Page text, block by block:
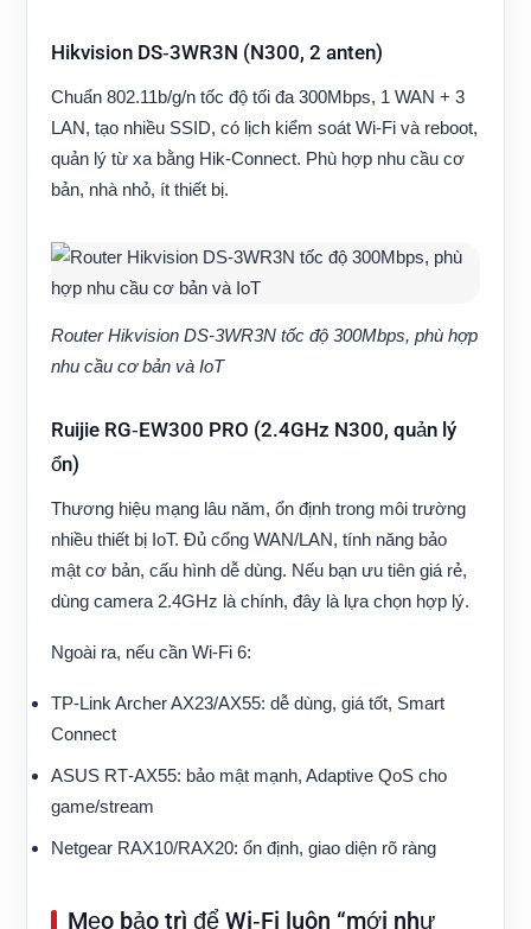
Hikvision DS‑3WR3N (N300, 2 anten)
Chuẩn 802.11b/g/n tốc độ tối đa 300Mbps, 1 WAN + 3
LAN, tạo nhiều SSID, có lịch kiểm soát Wi‑Fi và reboot,
quản lý từ xa bằng Hik‑Connect. Phù hợp nhu cầu cơ
bản, nhà nhỏ, ít thiết bị.
Router Hikvision DS-3WR3N tốc độ 300Mbps, phù hợp
nhu cầu cơ bản và IoT
Ruijie RG‑EW300 PRO (2.4GHz N300, quản lý
ổn)
Thương hiệu mạng lâu năm, ổn định trong môi trường
nhiều thiết bị IoT. Đủ cổng WAN/LAN, tính năng bảo
mật cơ bản, cấu hình dễ dùng. Nếu bạn ưu tiên giá rẻ,
dùng camera 2.4GHz là chính, đây là lựa chọn hợp lý.
Ngoài ra, nếu cần Wi‑Fi 6:
TP‑Link Archer AX23/AX55: dễ dùng, giá tốt, Smart
Connect
ASUS RT‑AX55: bảo mật mạnh, Adaptive QoS cho
game/stream
Netgear RAX10/RAX20: ổn định, giao diện rõ ràng
Mẹo bảo trì để Wi‑Fi luôn “mới như